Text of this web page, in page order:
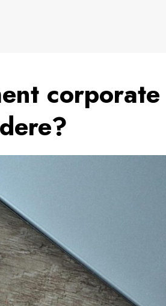
corporate